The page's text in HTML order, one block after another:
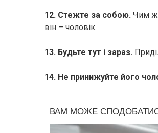
12. Стежте за собою. Чим
він – чоловік.
13. Будьте тут і зараз.
14. Не принижуйте його